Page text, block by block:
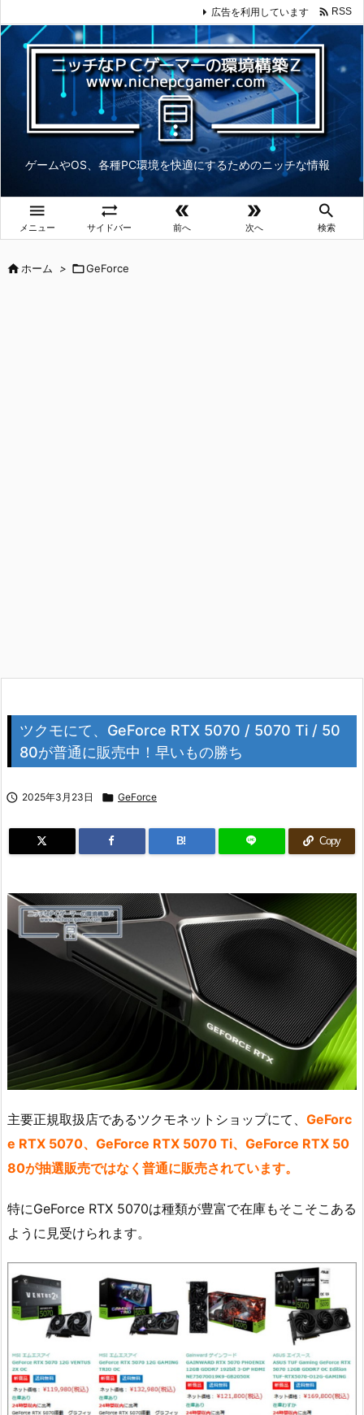
ゲームやOS、各種PC環境を快適にするためのニッチな情報

メニュー

サイドバー

前へ

次へ

検索
広告を利用しています  RSS
ホーム > GeForce
ツクモにて、GeForce RTX 5070 / 5070 Ti / 50
80が普通に販売中！早いもの勝ち
 2025年3月23日  GeForce
B! Copy
主要正規取扱店であるツクモネットショップにて、 GeForc
e RTX 5070、GeForce RTX 5070 Ti、GeForce RTX 50
80が抽選販売ではなく普通に販売されています。
特にGeForce RTX 5070は種類が豊富で在庫もそこそこある
ように見受けられます。